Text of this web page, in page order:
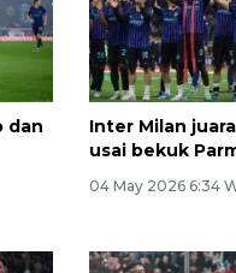
dan
Inter Milan
usai bekuk
04 May 2026 6:34